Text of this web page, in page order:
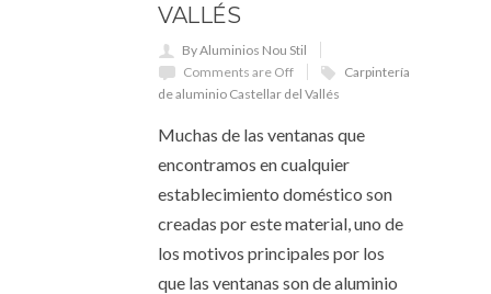
VALLÉS
By Aluminios Nou Stil
Comments are Off
Carpintería
de aluminio Castellar del Vallés
Muchas de las ventanas que
encontramos en cualquier
establecimiento doméstico son
creadas por este material, uno de
los motivos principales por los
que las ventanas son de aluminio